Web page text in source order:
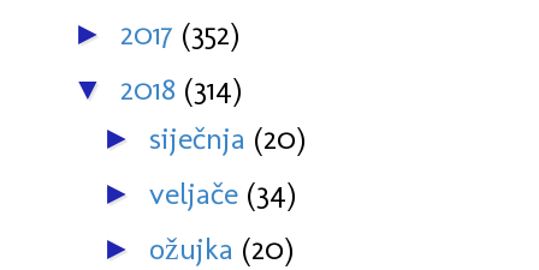
► 2017 (352)
▼ 2018 (314)
► siječnja (20)
► veljače (34)
► ožujka (20)